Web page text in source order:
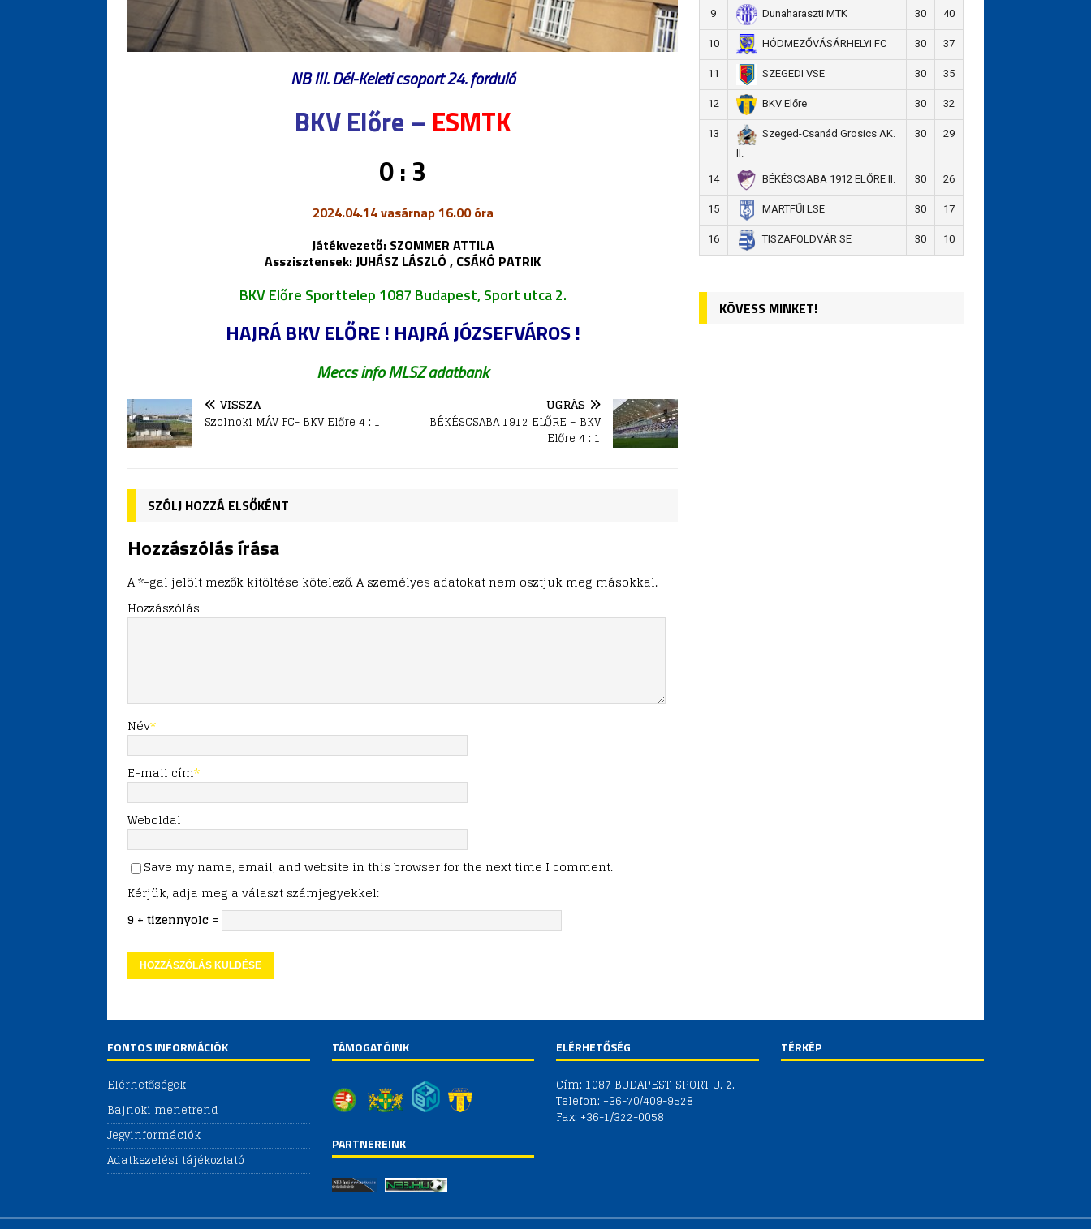
NB III. Dél-Keleti csoport 24. forduló
BKV Előre – ESMTK
0 : 3
2024.04.14 vasárnap 16.00 óra
Játékvezető: SZOMMER ATTILA
Asszisztensek: JUHÁSZ LÁSZLÓ , CSÁKÓ PATRIK
BKV Előre Sporttelep 1087 Budapest, Sport utca 2.
HAJRÁ BKV ELŐRE ! HAJRÁ JÓZSEFVÁROS !
Meccs info MLSZ adatbank
VISSZA
Szolnoki MÁV FC- BKV Előre 4 : 1
UGRÁS
BÉKÉSCSABA 1912 ELŐRE – BKV
Előre 4 : 1
SZÓLJ HOZZÁ ELSŐKÉNT
Hozzászólás írása
A *-gal jelölt mezők kitöltése kötelező. A személyes adatokat nem osztjuk meg másokkal.
Hozzászólás
Név*
E-mail cím*
Weboldal
Save my name, email, and website in this browser for the next time I comment.
Kérjük, adja meg a választ számjegyekkel:
9 + tizennyolc =
9 Dunaharaszti MTK 30 40
10 HÓDMEZŐVÁSÁRHELYI FC 30 37
11 SZEGEDI VSE 30 35
12 BKV Előre 30 32
13
Szeged-Csanád Grosics AK.
II.
30 29
14 BÉKÉSCSABA 1912 ELŐRE II. 30 26
15 MARTFŰI LSE 30 17
16 TISZAFÖLDVÁR SE 30 10
KÖVESS MINKET!
FONTOS INFORMÁCIÓK
Elérhetőségek
Bajnoki menetrend
Jegyinformációk
Adatkezelési tájékoztató
TÁMOGATÓINK
PARTNEREINK
ELÉRHETŐSÉG
Cím: 1087 BUDAPEST, SPORT U. 2.
Telefon: +36-70/409-9528
Fax: +36-1/322-0058
TÉRKÉP